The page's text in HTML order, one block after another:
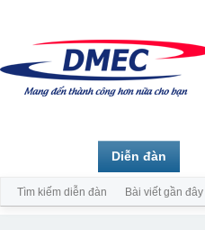
Diễn đàn
Tìm kiếm diễn đàn Bài viết gần đây